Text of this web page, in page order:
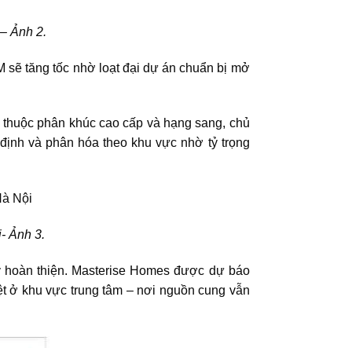
– Ảnh 2.
sẽ tăng tốc nhờ loạt đại dự án chuẩn bị mở
phân khúc cao cấp và hạng sang, chủ
và phân hóa theo khu vực nhờ tỷ trọng
Ảnh 3.
thiện. Masterise Homes được dự báo
ở khu vực trung tâm – nơi nguồn cung vẫn